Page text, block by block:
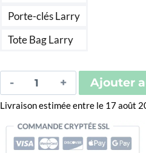
Porte-clés Larry
Tote Bag Larry
quantité
de
Lakaka
Larry
Chat
Ajouter
Livraison estimée entre le 17 août